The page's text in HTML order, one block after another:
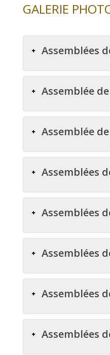
GALERIE
Assemblées
Assemblée
Assemblée
Assemblées
Assemblées
Assemblées
Assemblées
Assemblées